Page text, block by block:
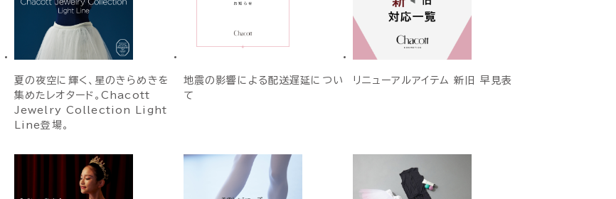
夏の夜空に輝く、星のきらめきを
集めたレオタード。Chacott
Jewelry Collection Light
Line登場。
地震の影響による配送遅延につい
て
リニューアルアイテム 新旧 早見表